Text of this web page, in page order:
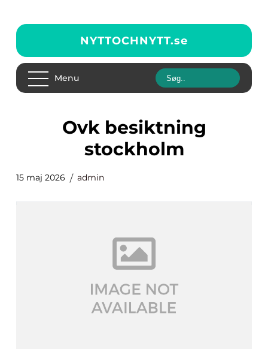
NYTTOCHNYTT.se
Menu
ovk besiktning
stockholm
15 maj 2026 admin